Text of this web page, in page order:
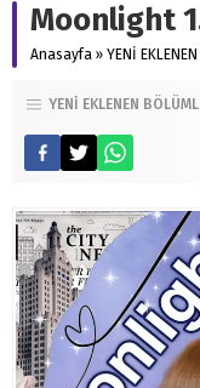
Moonlight
Anasayfa » YENİ
YENİ EKLENEN